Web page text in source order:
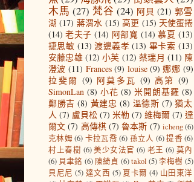
木馬 (27) 梵谷 (24) 阿貝 (21) 郭雪
湖 (17) 蔣渭水 (15) 高更 (15) 天使蛋捲
(14) 老夫子 (14) 阿部寬 (14) 慕夏 (13)
捷思敏 (13) 渡邊義孝 (13) 畢卡索 (13)
安藤忠雄 (12) 小芙 (12) 蔡瑞月 (11) 陳
澄波 (11) Frances (9) louise (9) 娜娜 (9)
拉斐爾 (9) 阿莫多瓦 (9) 高第 (9)
SimonLan (8) 小花 (8) 米開朗基羅 (8)
鄭勝吉 (8) 黃建忠 (8) 溫德斯 (7) 猶太
人 (7) 盧貝松 (7) 米勒 (7) 維梅爾 (7) 達
爾文 (7) 高傳棋 (7) 魯本斯 (7) icheng(6)
克林姆 (6) 卡拉瓦喬 (6) 孫立人 (6)提香 (6)
村上春樹 (6) 美少女法官 (6) 老王 (6) 莫內
(6) 貝聿銘 (6) 陳綺貞 (6) takol (5)李梅樹 (5)
貝尼尼 (5) 達文西 (5) 夏卡爾 (4) 山田東洋